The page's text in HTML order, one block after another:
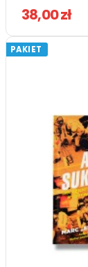
38,00 zł
PAKIET